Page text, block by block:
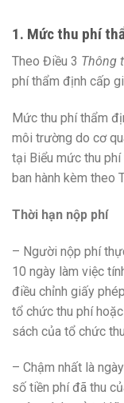
1. Mức thu phí
Theo Điều 3 Thông
phí thẩm định cấp
Mức thu phí thẩm
môi trường do cơ
tại Biểu mức thu
ban hành kèm theo
Thời hạn nộp phí
– Người nộp phí
10 ngày làm việc
điều chỉnh giấy
tổ chức thu phí
sách của tổ chức
– Chậm nhất là
số tiền phí đã thu